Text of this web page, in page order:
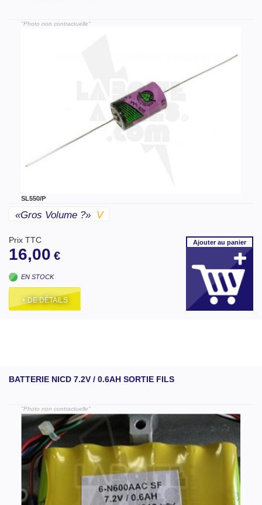
"Photo non contractuelle"
SL550/P
«gros Volume ?» V
Prix TTC
16,00 €
EN STOCK
+ DE DÉTAILS
Ajouterau panier
BATTERIE NICD 7.2V / 0.6AH SORTIE FILS
"Photo non contractuelle"